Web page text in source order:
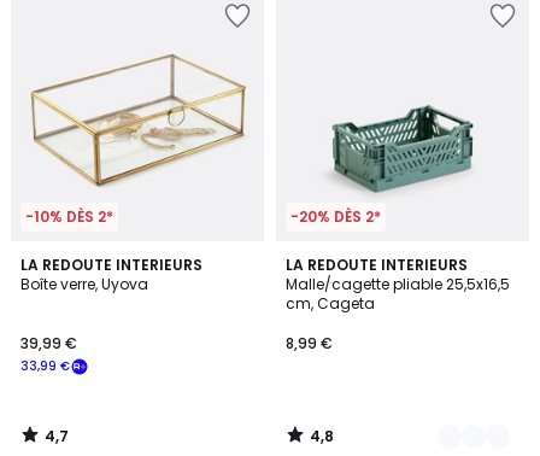
-10% DÈS 2*
LA REDOUTE INTERIEURS
Boîte verre, Uyova
33,99 €
39,99 €
4,7
/ 5
4,7
/
-20% DÈS 2*
LA REDOUTE INTERIEURS
Malle/cagette pliable 25,5x16,5
cm, Cageta
8,99 €
4,8
/ 5
3
Couleurs
4,8
/